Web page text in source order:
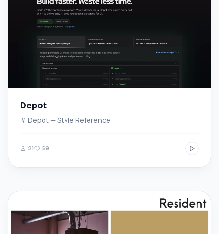
Depot
# Depot — Style Reference
21 59